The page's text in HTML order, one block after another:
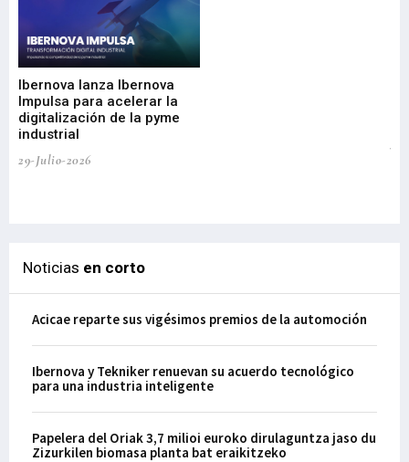
Ibernova lanza Ibernova
Impulsa para acelerar la
digitalización de la pyme
industrial
29-Julio-2026
Noticias en corto
Acicae reparte sus vigésimos premios de la automoción
Ibernova y Tekniker renuevan su acuerdo tecnológico
para una industria inteligente
Papelera del Oriak 3,7 milioi euroko dirulaguntza jaso du
Zizurkilen biomasa planta bat eraikitzeko